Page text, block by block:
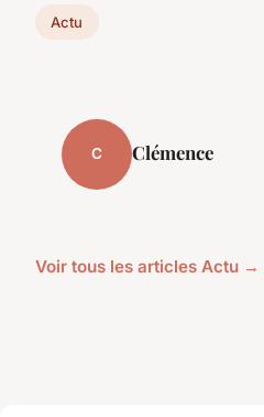
Actu
C Clémence
Voir tous les articles Actu →